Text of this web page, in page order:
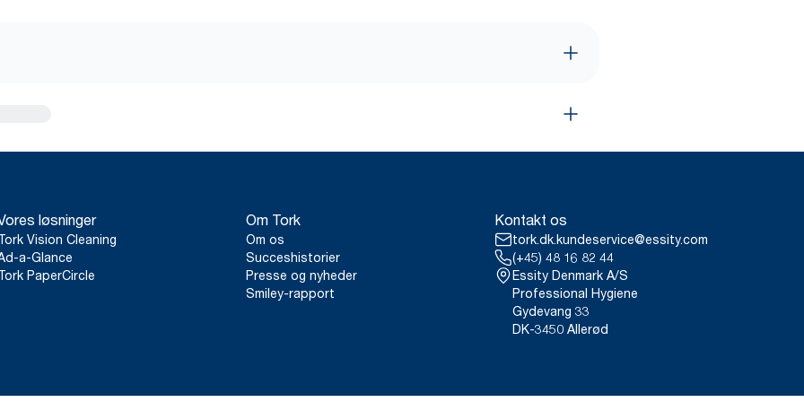
løsninger
Vision Cleaning
a-Glance
PaperCircle
Om Tork
Om os
Succeshistorier
Presse og nyheder
Smiley-rapport
Kontakt os
tork.dk.kundeservice@essity.com
(+45) 48 16 82 44
Essity Denmark A/S
Professional Hygiene
Gydevang 33
DK-3450 Allerød